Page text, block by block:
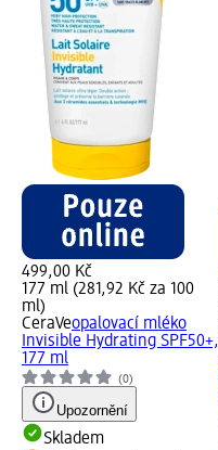
499,00 Kč
177 ml (281,92 Kč za 100
ml)
CeraVeopalovací mléko
Invisible Hydrating SPF50+,
177 ml
(0)
Upozornění
Skladem